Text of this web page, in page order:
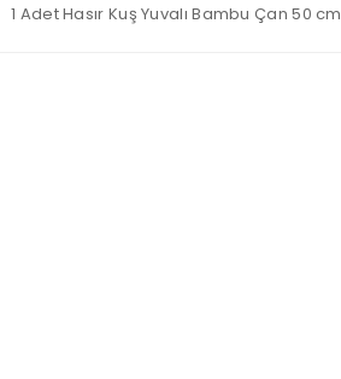
1 Adet Hasır Kuş Yuvalı Bambu Çan 50 cm